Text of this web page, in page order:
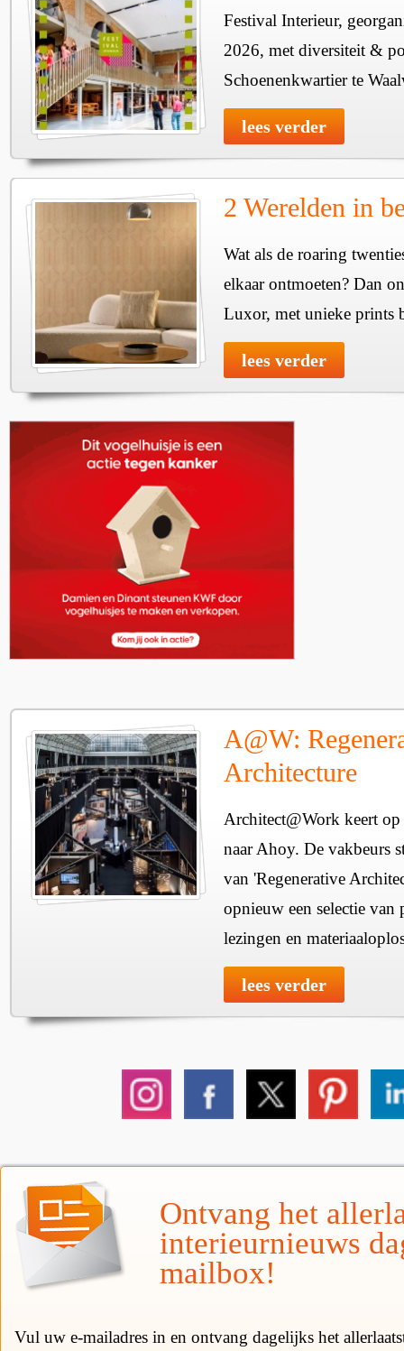
Festival Interieur,
2026, met diversiteit &
Schoenenkwartier te
lees verder
2 Werelden in
Wat als de roaring
elkaar ontmoeten? Dan
Luxor, met unieke prints
lees verder
A@W:
Architecture
Architect@Work keert
naar Ahoy. De vakbeurs
van 'Regenerative
opnieuw een selectie van
lezingen en
lees verder
Ontvang het
interieurnieuws
mailbox!
Vul uw e-mailadres in en ontvang dagelijks het